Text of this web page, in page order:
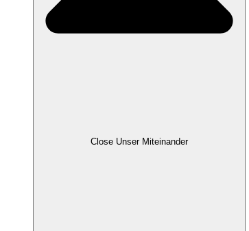
Close Unser Miteinander